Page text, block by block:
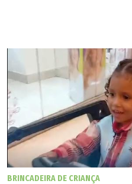
BRINCADEIRA DE CRIANÇA